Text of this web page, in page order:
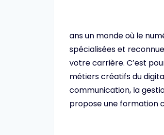
ans un monde où le
spécialisées et
votre carrière. C’est
métiers créatifs du
communication, la
propose une formation